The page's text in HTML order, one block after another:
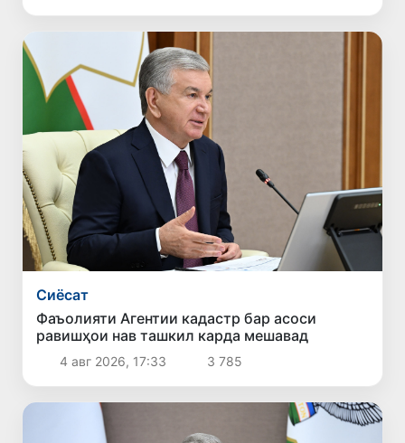
Сиёсат
Фаъолияти Агентии кадастр бар асоси
равишҳои нав ташкил карда мешавад
4 авг 2026, 17:33 3 785